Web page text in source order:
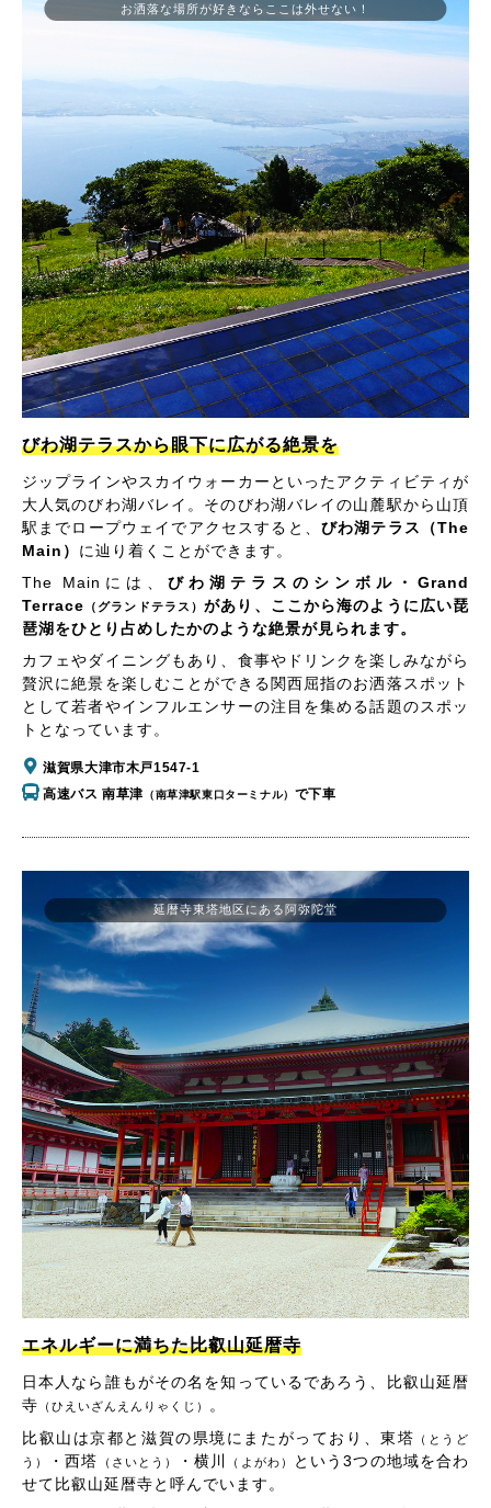
びわ湖テラスから眼下に広がる絶景を
ジップラインやスカイウォーカーといったアクティビティが
大人気のびわ湖バレイ。そのびわ湖バレイの山麓駅から山頂
駅までロープウェイでアクセスすると、 びわ湖テラス（The
Main） に辿り着くことができます。
The Mainには、 びわ湖テラスのシンボル・Grand
Terrace （グランドテラス）があり、ここから海のように広い琵
琶湖をひとり占めしたかのような絶景が見られます。
カフェやダイニングもあり、食事やドリンクを楽しみながら
贅沢に絶景を楽しむことができる関西屈指のお洒落スポット
として若者やインフルエンサーの注目を集める話題のスポッ
トとなっています。
滋賀県大津市木戸1547-1
高速バス 南草津 （南草津駅東口ターミナル） で下車
お洒落な場所が好きならここは外せない！
延暦寺東塔地区にある阿弥陀堂
エネルギーに満ちた比叡山延暦寺
日本人なら誰もがその名を知っているであろう、比叡山延暦
寺 （ひえいざんえんりゃくじ） 。
比叡山は京都と滋賀の県境にまたがっており、東塔
（とうど
う）
・西塔 （さいとう） ・横川 （よがわ）
という3つの地域を合わ
せて比叡山延暦寺と呼んでいます。